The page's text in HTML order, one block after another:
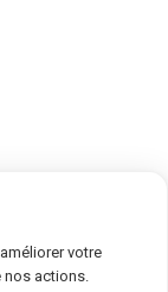
de privacidad
votre
nos actions.